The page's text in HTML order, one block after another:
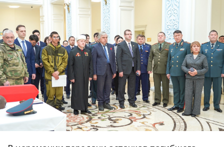
А
В
Р
С